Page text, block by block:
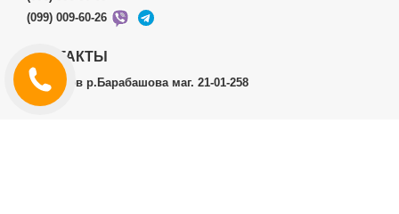
(099) 009-60-26
КОНТАКТЫ
г.Харьков р.Барабашова маг. 21-01-258